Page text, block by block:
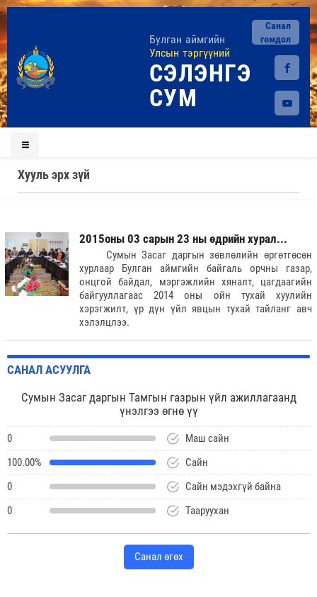
Булган аймгийн
Улсын тэргүүний
СЭЛЭНГЭ
СУМ
Санал
гомдол
Хууль эрх зүй
2015оны 03 сарын 23 ны өдрийн хурал...
Сумын Засаг даргын зөвлөлийн өргөтгөсөн
хурлаар Булган аймгийн байгаль орчны газар,
онцгой байдал, мэргэжлийн хяналт, цагдаагийн
байгууллагаас 2014 оны ойн тухай хуулийн
хэрэгжилт, үр дүн үйл явцын тухай тайланг авч
хэлэлцлээ.
САНАЛ АСУУЛГА
Сумын Засаг даргын Тамгын газрын үйл ажиллагаанд
үнэлгээ өгнө үү
0
Маш сайн
100.00%
Сайн
0
Сайн мэдэхгүй байна
0
Тааруухан
Санал өгөх